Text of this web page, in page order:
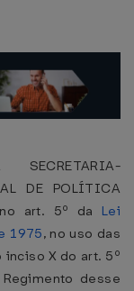
SECRETARIA-
DE POLÍTICA
no art. 5º da Lei
1975, no uso das
X do art. 5º
desse